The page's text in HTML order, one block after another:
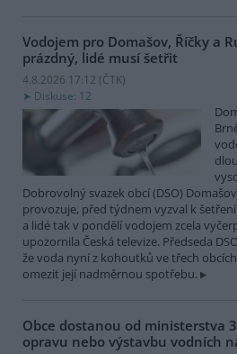
Vodojem pro Domašov, Říčky a
prázdný, lidé musí šetřit
4.8.2026 17:12 (ČTK)
Diskuse: 12
Dobrovolný svazek obcí (DSO)
provozuje, před týdnem vyzval k
a lidé tak v pondělí vodojem zcela
upozornila Česká televize. Předseda
že voda nyní z kohoutků ve třech
omezit její nadměrnou spotřebu.
Obce dostanou od ministerstva
opravu nebo výstavbu vodních